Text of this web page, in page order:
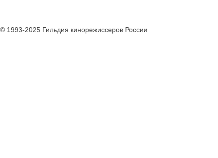
© 1993-2025 Гильдия кинорежиссеров России